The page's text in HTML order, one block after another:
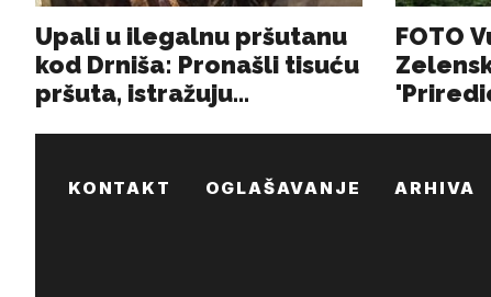
KONTAKT OGLAŠAVANJE ARHIVA